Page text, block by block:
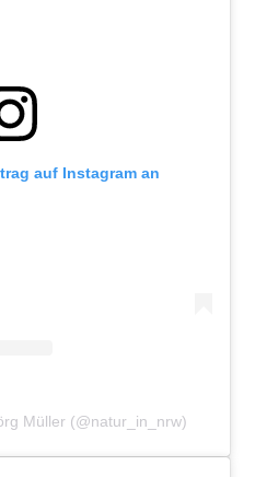
auf Instagram an
Müller (@natur_in_nrw)